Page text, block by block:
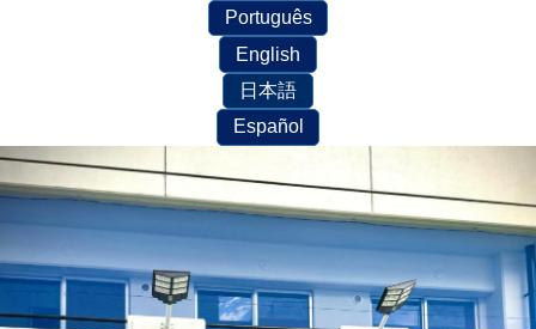
Português
English
日本語
Español